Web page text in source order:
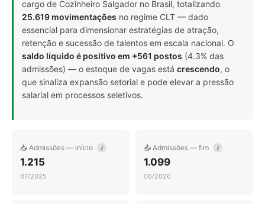
cargo de Cozinheiro Salgador no Brasil, totalizando
25.619 movimentações no regime CLT — dado
essencial para dimensionar estratégias de atração,
retenção e sucessão de talentos em escala nacional. O
saldo líquido é positivo em +561 postos (4.3% das
admissões) — o estoque de vagas está crescendo, o
que sinaliza expansão setorial e pode elevar a pressão
salarial em processos seletivos.
📥 Admissões — início i
1.215
07/2025
📤 Admissões — fim i
1.099
06/2026